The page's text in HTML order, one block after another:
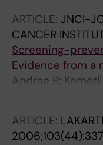
ARTICLE: JNCI-
CANCER
Screening-
Evidence from a
Andrae B;
Strander B; Ryd
ARTICLE: